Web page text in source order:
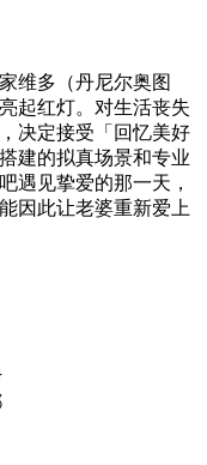
多（丹尼尔奥图
起红灯。对生活丧失
决定接受「回忆美好
建的拟真场景和专业
遇见挚爱的那一天，
因此让老婆重新爱上